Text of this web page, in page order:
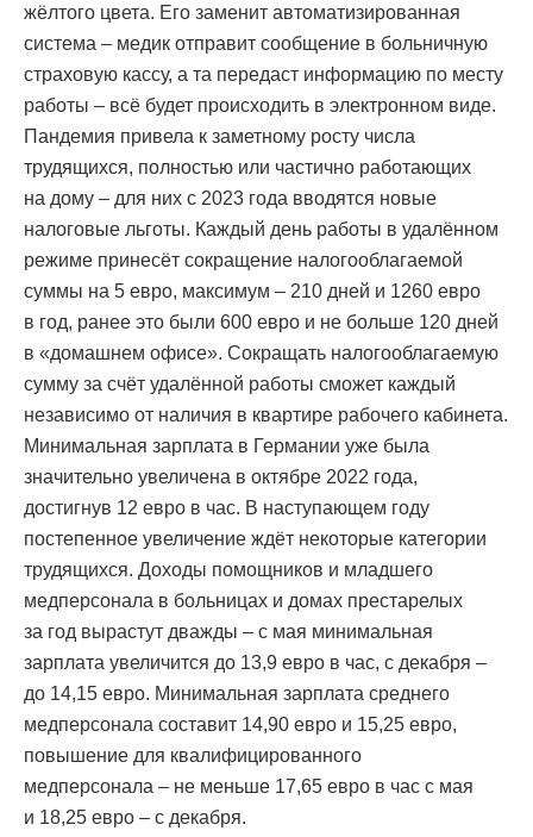
жёлтого цвета. Его заменит автоматизированная
система – медик отправит сообщение в больничную
страховую кассу, а та передаст информацию по месту
работы – всё будет происходить в электронном виде.
Пандемия привела к заметному росту числа
трудящихся, полностью или частично работающих
на дому – для них с 2023 года вводятся новые
налоговые льготы. Каждый день работы в удалённом
режиме принесёт сокращение налогооблагаемой
суммы на 5 евро, максимум – 210 дней и 1260 евро
в год, ранее это были 600 евро и не больше 120 дней
в «домашнем офисе». Сокращать налогооблагаемую
сумму за счёт удалённой работы сможет каждый
независимо от наличия в квартире рабочего кабинета.
Минимальная зарплата в Германии уже была
значительно увеличена в октябре 2022 года,
достигнув 12 евро в час. В наступающем году
постепенное увеличение ждёт некоторые категории
трудящихся. Доходы помощников и младшего
медперсонала в больницах и домах престарелых
за год вырастут дважды – с мая минимальная
зарплата увеличится до 13,9 евро в час, с декабря –
до 14,15 евро. Минимальная зарплата среднего
медперсонала составит 14,90 евро и 15,25 евро,
повышение для квалифицированного
медперсонала – не меньше 17,65 евро в час с мая
и 18,25 евро – с декабря.